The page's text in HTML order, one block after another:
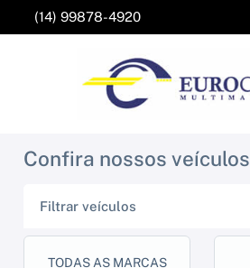
(14) 99878-4920
Confira nossos veículos
Filtrar veículos
TODAS AS MARCAS